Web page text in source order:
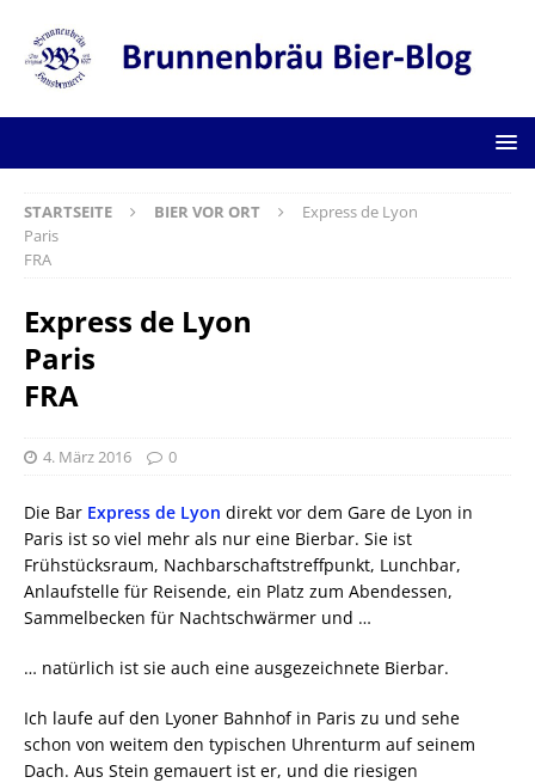
STARTSEITE BIER VOR ORT
Express de Lyon
Paris
FRA
Express de Lyon
Paris
FRA
4. März 2016 0
Die Bar Express de Lyon direkt vor dem Gare de Lyon in
Paris ist so viel mehr als nur eine Bierbar. Sie ist
Frühstücksraum, Nachbarschaftstreffpunkt, Lunchbar,
Anlaufstelle für Reisende, ein Platz zum Abendessen,
Sammelbecken für Nachtschwärmer und …
… natürlich ist sie auch eine ausgezeichnete Bierbar.
Ich laufe auf den Lyoner Bahnhof in Paris zu und sehe
schon von weitem den typischen Uhrenturm auf seinem
Dach. Aus Stein gemauert ist er, und die riesigen